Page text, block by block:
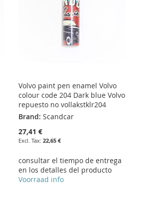
Volvo paint pen enamel Volvo
colour code 204 Dark blue Volvo
repuesto no vollakstklr204
Brand: Scandcar
27,41 €
22,65 €
consultar el tiempo de entrega
en los detalles del producto
Voorraad info